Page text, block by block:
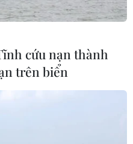
cứu nạn thành
trên biển